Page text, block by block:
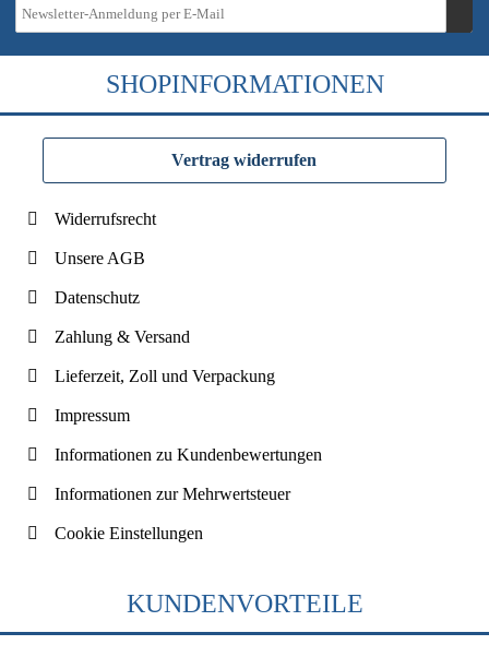
SHOPINFORMATIONEN
Vertrag widerrufen
Widerrufsrecht
Unsere AGB
Datenschutz
Zahlung & Versand
Lieferzeit, Zoll und Verpackung
Impressum
Informationen zu Kundenbewertungen
Informationen zur Mehrwertsteuer
Cookie Einstellungen
KUNDENVORTEILE